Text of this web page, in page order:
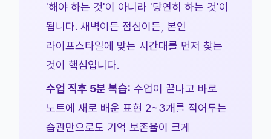
'해야 하는 것'이 아니라 '당연히 하는 것'이
됩니다. 새벽이든 점심이든, 본인
라이프스타일에 맞는 시간대를 먼저 찾는
것이 핵심입니다.
수업 직후 5분 복습: 수업이 끝나고 바로
노트에 새로 배운 표현 2~3개를 적어두는
습관만으로도 기억 보존율이 크게